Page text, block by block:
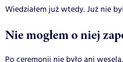
Wiedziałem już wtedy. Już nie
Nie mogłem o niej
Po ceremonii nie było ani